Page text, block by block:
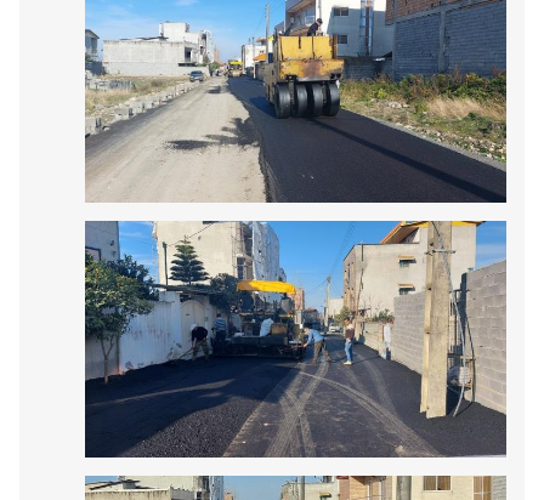
خدمت همچنان ادامه دارد.....................